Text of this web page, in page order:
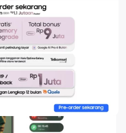
HP yang
12, 2024